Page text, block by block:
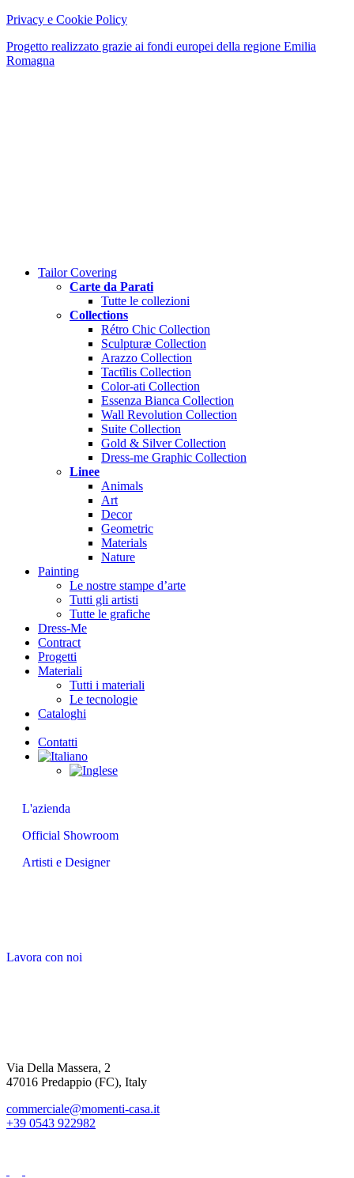
Privacy e Cookie Policy
Progetto realizzato grazie ai fondi europei della regione Emilia
Romagna
Close
Tailor Covering
Carte da Parati
Tutte le collezioni
Collections
Rétro Chic Collection
Sculpturæ Collection
Arazzo Collection
Tactĩlis Collection
Color-ati Collection
Essenza Bianca Collection
Wall Revolution Collection
Suite Collection
Gold & Silver Collection
Dress-me Graphic Collection
Linee
Animals
Art
Decor
Geometric
Materials
Nature
Painting
Le nostre stampe d’arte
Tutti gli artisti
Tutte le grafiche
Dress-Me
Contract
Progetti
Materiali
Tutti i materiali
Le tecnologie
Cataloghi
Contatti
L'azienda
Official Showroom
Artisti e Designer
Lavora con noi
Via Della Massera, 2
47016 Predappio (FC), Italy
commerciale@momenti-casa.it
+39 0543 922982